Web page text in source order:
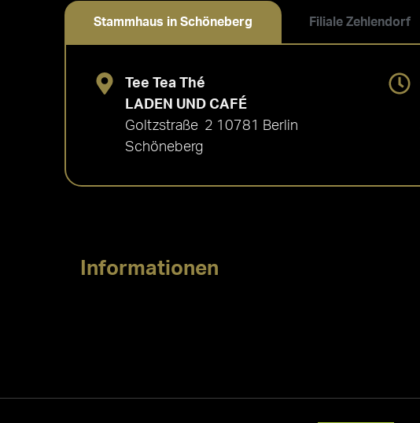
Stammhaus in Schöneberg Filiale Zehlendorf
Tee Tea Thé
LADEN UND CAFÉ
Goltzstraße 2 10781 Berlin
Schöneberg
Informationen